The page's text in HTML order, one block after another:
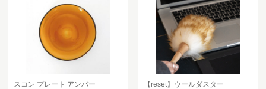
スコン プレート アンバー 【reset】ウールダスター